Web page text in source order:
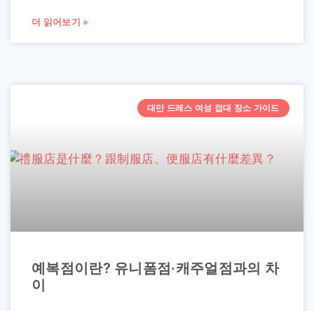
더 읽어보기 »
대만 드레스 여성 접대 장소 가이드
예복점이란? 유니폼점·캐주얼점과의 차
이